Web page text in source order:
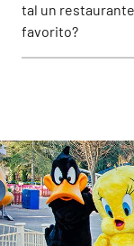
tal un
favorito?